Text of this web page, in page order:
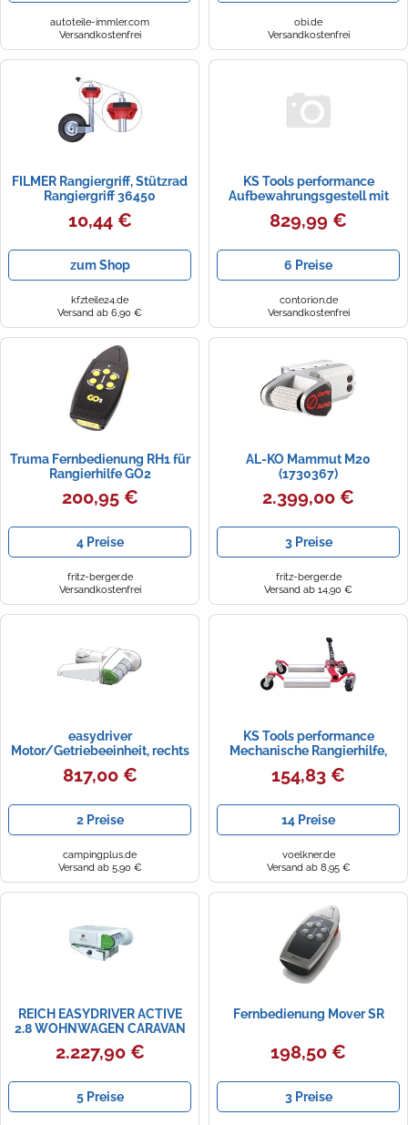
autoteile-immler.com
Versandkostenfrei
obi.de
Versandkostenfrei
FILMER Rangiergriff, Stützrad
Rangiergriff 36450
10,44 €
zum Shop
kfzteile24.de
Versand ab 6,90 €
KS Tools performance
Aufbewahrungsgestell mit
vier hydraulischen
Rangierhilfen, 5-tlg
829,99 €
6 Preise
contorion.de
Versandkostenfrei
Truma Fernbedienung RH1 für
Rangierhilfe GO2
200,95 €
4 Preise
fritz-berger.de
Versandkostenfrei
AL-KO Mammut M20
(1730367)
2.399,00 €
3 Preise
fritz-berger.de
Versand ab 14,90 €
easydriver
Motor/Getriebeeinheit, rechts
(227-15009RBGG18)
817,00 €
2 Preise
campingplus.de
Versand ab 5,90 €
KS Tools performance
Mechanische Rangierhilfe,
680 kg, max. Reifenbreite 330
mm - 160.1210
154,83 €
14 Preise
voelkner.de
Versand ab 8,95 €
REICH EASYDRIVER ACTIVE
2.8 WOHNWAGEN CARAVAN
RANGIERHILFE
2.227,90 €
5 Preise
Fernbedienung Mover SR
198,50 €
3 Preise